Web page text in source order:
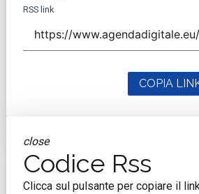
RSS link
COPIA
close
Codice Rss
Clicca sul pulsante per copiare il